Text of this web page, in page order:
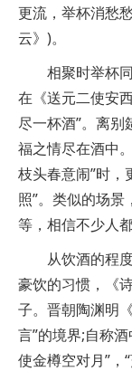
更流，举杯消愁
云》)。
相聚时举杯
在《送元二使安
尽一杯酒”。离
福之情尽在酒中
枝头春意闹”时，
照”。类似的场
等，相信不少人都
从饮酒的程
豪饮的习惯，《
子。晋朝陶渊明
言”的境界;自称
使金樽空对月”，